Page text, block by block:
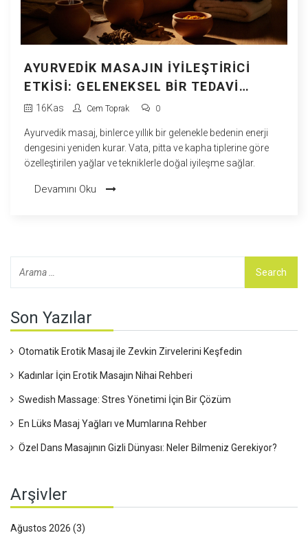
AYURVEDIK MASAJIN İYILEŞTIRICI
ETKISI: GELENEKSEL BIR TEDAVI
DENEYIMI
16Kas Cem Toprak 0
Ayurvedik masaj, binlerce yıllık bir gelenekle bedenin enerji
dengesini yeniden kurar. Vata, pitta ve kapha tiplerine göre
özelleştirilen yağlar ve tekniklerle doğal iyileşme sağlar.
Devamını Oku
Son Yazılar
Otomatik Erotik Masaj ile Zevkin Zirvelerini Keşfedin
Kadınlar İçin Erotik Masajın Nihai Rehberi
Swedish Massage: Stres Yönetimi İçin Bir Çözüm
En Lüks Masaj Yağları ve Mumlarına Rehber
Özel Dans Masajının Gizli Dünyası: Neler Bilmeniz Gerekiyor?
Arşivler
Ağustos 2026 (3)